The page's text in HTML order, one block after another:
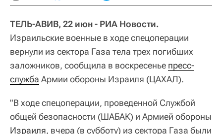
ТЕЛЬ-АВИВ, 22 июн - РИА Новости.
Израильские военные в ходе спецоперации
вернули из сектора Газа тела трех погибших
заложников, сообщила в воскресенье пресс-
служба Армии обороны Израиля (ЦАХАЛ).
"В ходе спецоперации, проведенной Службой
общей безопасности (ШАБАК) и Армией обороны
Израиля, вчера (в субботу) из сектора Газа были